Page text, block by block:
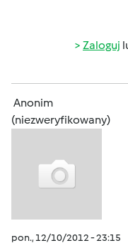
Zaloguj
Anonim
(niezweryfikowany)
pon., 12/10/2012 - 23:15